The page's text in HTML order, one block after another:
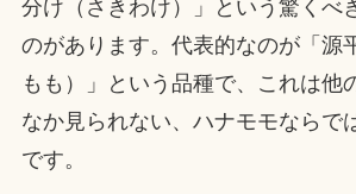
分け（さきわけ）」という驚くべ
のがあります。代表的なのが「源
もも）」という品種で、これは他
なか見られない、ハナモモならで
です。